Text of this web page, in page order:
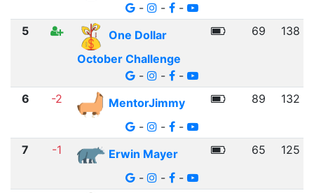
-
- -
5
One Dollar
October Challenge
-
- -
69 138
6 -2
MentorJimmy
-
- -
89 132
7 -1
Erwin Mayer
-
- -
65 125